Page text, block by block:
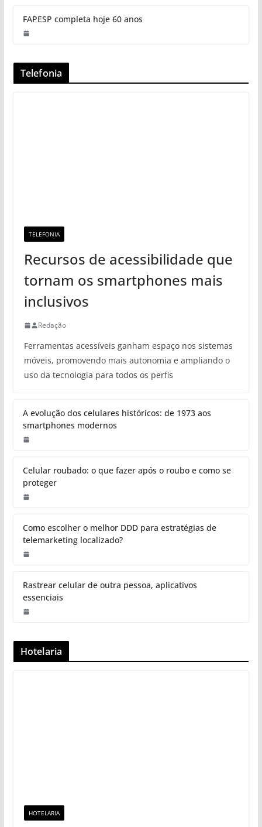
FAPESP completa hoje 60 anos
Telefonia
TELEFONIA
Recursos de acessibilidade que
tornam os smartphones mais
inclusivos
Redação
Ferramentas acessíveis ganham espaço nos sistemas
móveis, promovendo mais autonomia e ampliando o
uso da tecnologia para todos os perfis
A evolução dos celulares históricos: de 1973 aos
smartphones modernos
Celular roubado: o que fazer após o roubo e como se
proteger
Como escolher o melhor DDD para estratégias de
telemarketing localizado?
Rastrear celular de outra pessoa, aplicativos
essenciais
Hotelaria
HOTELARIA